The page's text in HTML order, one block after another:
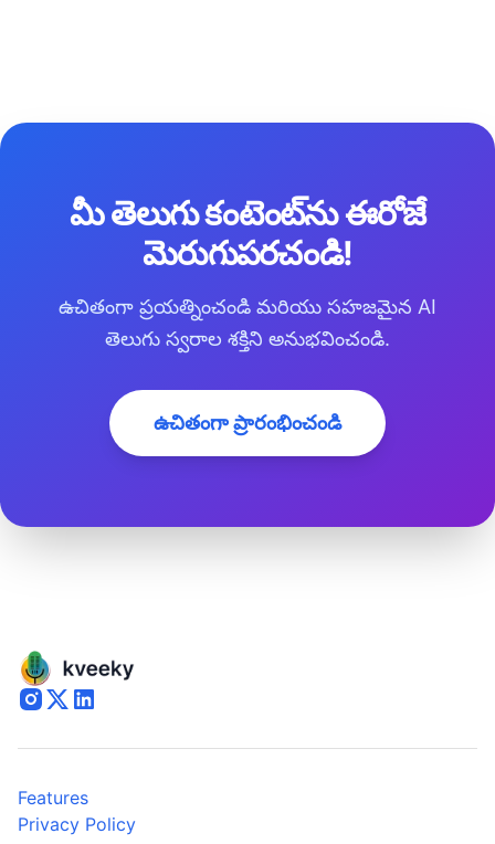
మీ తెలుగు కంటెంట్‌ను ఈరోజే
మెరుగుపరచండి!
ఉచితంగా ప్రయత్నించండి మరియు సహజమైన AI
తెలుగు స్వరాల శక్తిని అనుభవించండి.
ఉచితంగా ప్రారంభించండి
Features
Privacy Policy